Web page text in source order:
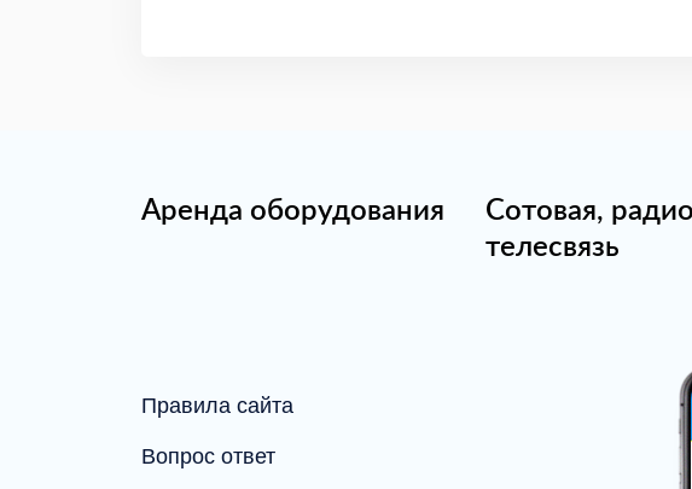
Аренда оборудования
Сотовая,
телесвязь
Правила сайта
Вопрос ответ